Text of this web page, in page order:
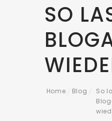
SO
Home Blog
So